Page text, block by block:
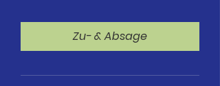
Zu- & Absage